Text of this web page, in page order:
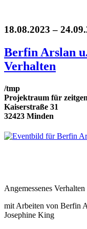
18.08.2023 –
Berfin Arslan
Verhalten
/tmp
Projektraum für
Kaiserstraße 31
32423 Minden
Angemessenes Verhalten
mit Arbeiten von Berfin
Josephine King